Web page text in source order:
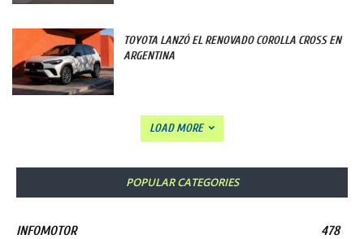
TOYOTA LANZÓ EL RENOVADO COROLLA CROSS EN
ARGENTINA
LOAD MORE
POPULAR CATEGORIES
INFOMOTOR
478